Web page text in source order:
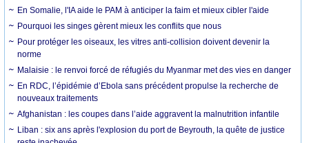
En Somalie, l'IA aide le PAM à anticiper la faim et mieux cibler l'aide
Pourquoi les singes gèrent mieux les conflits que nous
Pour protéger les oiseaux, les vitres anti-collision doivent devenir la
norme
Malaisie : le renvoi forcé de réfugiés du Myanmar met des vies en danger
En RDC, l’épidémie d’Ebola sans précédent propulse la recherche de
nouveaux traitements
Afghanistan : les coupes dans l’aide aggravent la malnutrition infantile
Liban : six ans après l'explosion du port de Beyrouth, la quête de justice